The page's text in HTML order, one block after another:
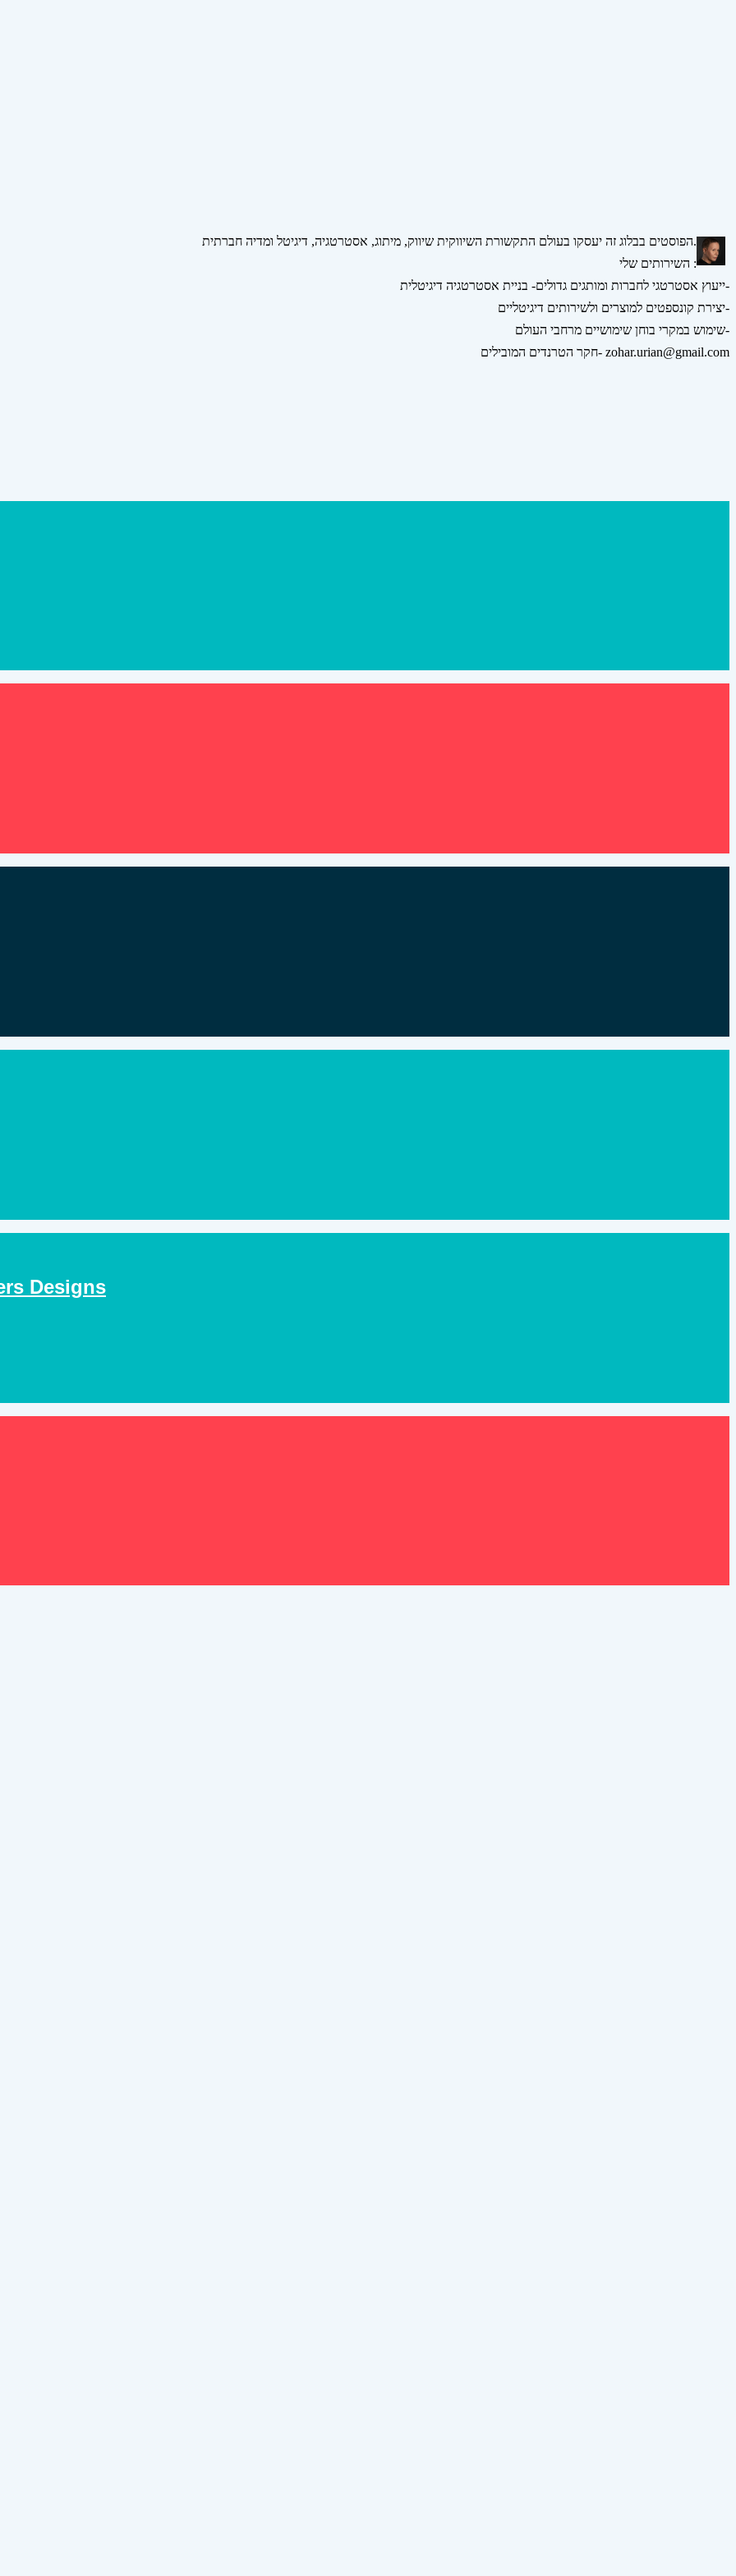
הפוסטים בבלוג זה יעסקו בעולם התקשורת השיווקית שיווק, מיתוג, אסטרטגיה, דיגיטל ומדיה חברתית.
השירותים שלי :
ייעוץ אסטרטגי לחברות ומותגים גדולים- בניית אסטרטגיה דיגיטלית-
יצירת קונספטים למוצרים ולשירותים דיגיטליים-
שימוש במקרי בוחן שימושיים מרחבי העולם-
חקר הטרנדים המובילים- zohar.urian@gmail.com
Designs